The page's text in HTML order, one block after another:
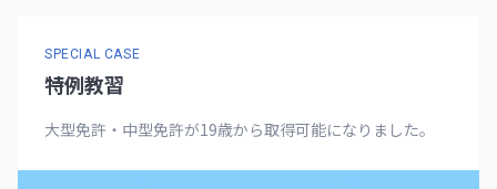
SPECIAL CASE
特例教習
大型免許・中型免許が19歳から取得可能になりました。